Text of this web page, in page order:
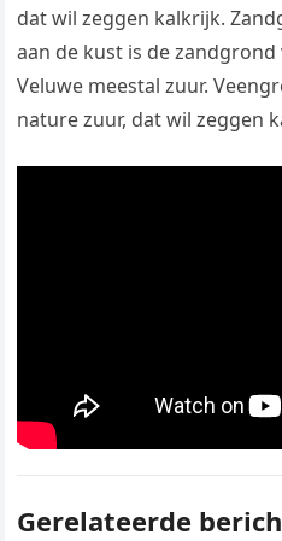
dat wil zeggen kalkrijk.
aan de kust is de zandgrond
Veluwe meestal zuur.
nature zuur, dat wil zeggen
Gerelateerde